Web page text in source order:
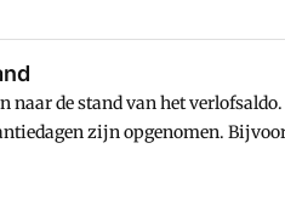
naar de stand van het
zijn opgenomen.